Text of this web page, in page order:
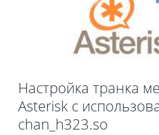
Настройка транка
Asterisk с
chan_h323.so